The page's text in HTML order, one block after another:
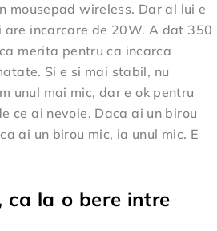
mousepad wireless. Dar al lui e
are incarcare de 20W. A dat 350
merita pentru ca incarca
Si e si mai stabil, nu
unul mai mic, dar e ok pentru
ce ai nevoie. Daca ai un birou
ai un birou mic, ia unul mic. E
ca la o bere intre